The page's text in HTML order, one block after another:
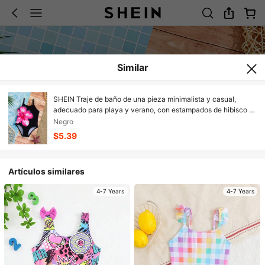
Similar
SHEIN Traje de baño de una pieza minimalista y casual,
adecuado para playa y verano, con estampados de hibisco y
frangipani, para niñas y jóvenes, ideal para vacaciones y
romance
Negro
$5.39
Artículos similares
4-7 Years 4-7 Years